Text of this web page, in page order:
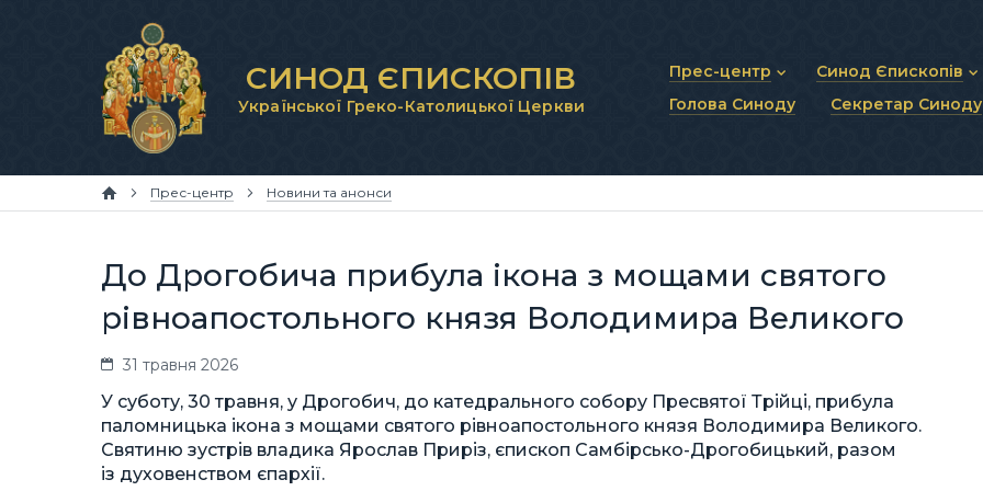
СИНОД ЄПИСКОПІВ
Української Греко-Католицької Церкви
Прес-центр
Новини та анонси
Синод Єпископів
Статут Синоду
Синодальні органи
Голова Синоду Секретар Синоду
Прес-центр Новини та анонси
До Дрогобича прибула ікона з мощами святого
рівноапостольного князя Володимира Великого
31 травня 2026
У суботу, 30 травня, у Дрогобич, до катедрального собору Пресвятої Трійці, прибула
паломницька ікона з мощами святого рівноапостольного князя Володимира Великого.
Святиню зустрів владика Ярослав Приріз, єпископ Самбірсько-Дрогобицький, разом
із духовенством єпархії.